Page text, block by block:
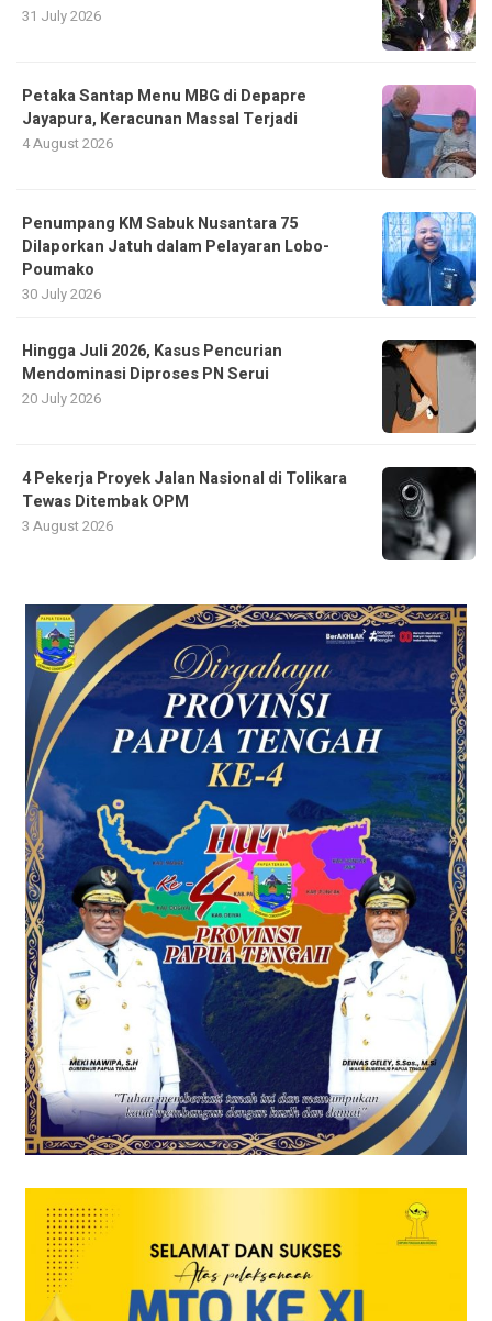
31 July 2026
Petaka Santap Menu MBG di Depapre
Jayapura, Keracunan Massal Terjadi
4 August 2026
Penumpang KM Sabuk Nusantara 75
Dilaporkan Jatuh dalam Pelayaran Lobo-
Poumako
30 July 2026
Hingga Juli 2026, Kasus Pencurian
Mendominasi Diproses PN Serui
20 July 2026
4 Pekerja Proyek Jalan Nasional di Tolikara
Tewas Ditembak OPM
3 August 2026